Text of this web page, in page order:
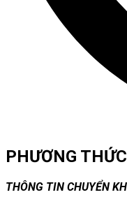
PHƯƠNG
THÔNG TIN CHUYỂN